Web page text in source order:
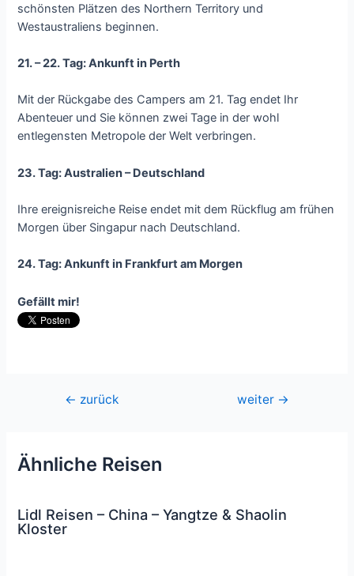
schönsten Plätzen des Northern Territory und
Westaustraliens beginnen.
21. – 22. Tag: Ankunft in Perth
Mit der Rückgabe des Campers am 21. Tag endet Ihr
Abenteuer und Sie können zwei Tage in der wohl
entlegensten Metropole der Welt verbringen.
23. Tag: Australien – Deutschland
Ihre ereignisreiche Reise endet mit dem Rückflug am frühen
Morgen über Singapur nach Deutschland.
24. Tag: Ankunft in Frankfurt am Morgen
Gefällt mir!
Beitragsnavigation
← zurück weiter →
Ähnliche Reisen
Lidl Reisen – China – Yangtze & Shaolin
Kloster